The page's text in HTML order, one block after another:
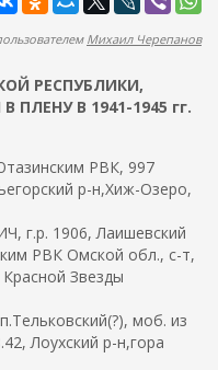
Михаил Черепанов
РЕСПУБЛИКИ,
В 1941-1945 гг.
РВК, 997
р-н,Хиж-Озеро,
г.р. 1906, Лаишевский
РВК Омской обл., с-т,
Звезды
моб. из
Лоухский р-н,гора